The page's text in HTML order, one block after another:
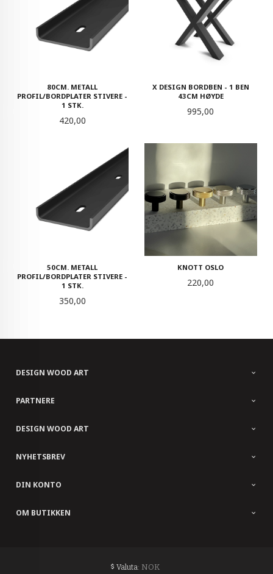
80CM. METALL
PROFIL/BORDPLATER STIVERE -
1 STK.
Pris
420,00
X DESIGN BORDBEN - 1 BEN
43CM HØYDE
Pris
995,00
50CM. METALL
PROFIL/BORDPLATER STIVERE -
1 STK.
Pris
350,00
KNOTT OSLO
Pris
220,00
DESIGN WOOD ART
PARTNERE
DESIGN WOOD ART
NYHETSBREV
DIN KONTO
OM BUTIKKEN
Valuta: NOK